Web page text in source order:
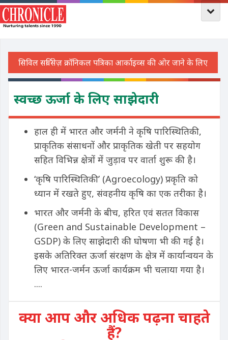
स्वच्छ ऊर्जा के लिए साझेदारी
हाल ही में भारत और जर्मनी ने कृषि पारिस्थितिकी,
प्राकृतिक संसाधनों और प्राकृतिक खेती पर सहयोग
सहित विभिन्न क्षेत्रों में जुड़ाव पर वार्ता शुरू की है।
‘कृषि पारिस्थितिकी’ (Agroecology) प्रकृति को
ध्यान में रखते हुए, संवहनीय कृषि का एक तरीका है।
भारत और जर्मनी के बीच, हरित एवं सतत विकास
(Green and Sustainable Development –
GSDP) के लिए साझेदारी की घोषणा भी की गई है।
इसके अतिरिक्त ऊर्जा संरक्षण के क्षेत्र में कार्यान्वयन के
लिए भारत-जर्मन ऊर्जा कार्यक्रम भी चलाया गया है।
....
क्या आप और अधिक पढ़ना चाहते
हैं?